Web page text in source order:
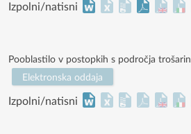
Izpolni/natisni
Pooblastilo v postopkih s področja trošarin
Elektronska oddaja
Izpolni/natisni